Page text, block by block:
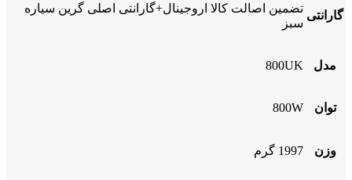
گارانتی
تضمین اصالت کالا اروجینال+گارانتی اصلی گرین سیاره
سبز
مدل 800UK
توان 800W
وزن 1997 گرم